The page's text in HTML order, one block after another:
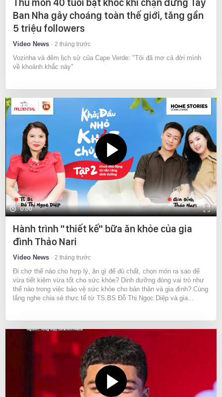
Ban Nha gây choáng toàn thế giới, tăng gần
5 triệu followers
Video News 2 tháng trước
Vozinha và đêm lịch sử của Cape Verde: "Tôi đã mơ cả đời mình
về khoảnh khắc này"
0:00
Hành trình "thiết kế" bữa ăn khỏe của gia
đình Thảo Nari
Video News 2 tháng trước
Đi chợ thế nào cho hợp lý, ăn gì để đủ chất, chọn món ra sao để
vừa tiết kiệm vừa tốt cho sức khỏe? Dinh dưỡng đóng vai trò như
thế nào trong việc bảo vệ sức khỏe cho bản thân và gia đình? Cùng
lắng nghe chia sẻ thực tế từ TS.BS Đỗ Thị Ngọc Diệp và gia...